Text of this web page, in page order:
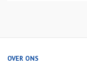
OVER ONS